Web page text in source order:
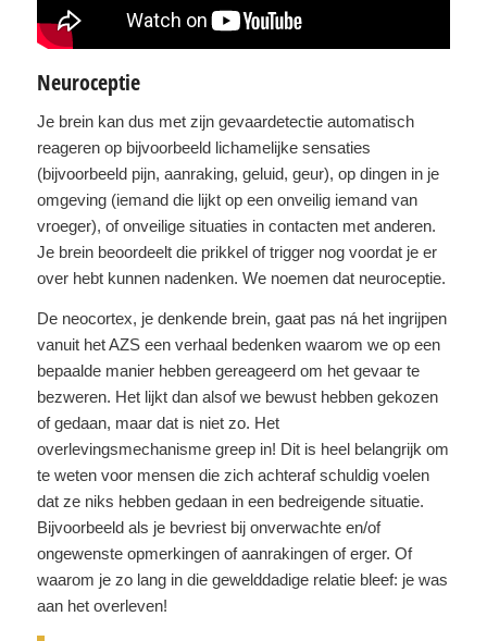
Neuroceptie
Je brein kan dus met zijn gevaardetectie automatisch
reageren op bijvoorbeeld lichamelijke sensaties
(bijvoorbeeld pijn, aanraking, geluid, geur), op dingen in je
omgeving (iemand die lijkt op een onveilig iemand van
vroeger), of onveilige situaties in contacten met anderen.
Je brein beoordeelt die prikkel of trigger nog voordat je er
over hebt kunnen nadenken. We noemen dat neuroceptie.
De neocortex, je denkende brein, gaat pas ná het ingrijpen
vanuit het AZS een verhaal bedenken waarom we op een
bepaalde manier hebben gereageerd om het gevaar te
bezweren. Het lijkt dan alsof we bewust hebben gekozen
of gedaan, maar dat is niet zo. Het
overlevingsmechanisme greep in! Dit is heel belangrijk om
te weten voor mensen die zich achteraf schuldig voelen
dat ze niks hebben gedaan in een bedreigende situatie.
Bijvoorbeeld als je bevriest bij onverwachte en/of
ongewenste opmerkingen of aanrakingen of erger. Of
waarom je zo lang in die gewelddadige relatie bleef: je was
aan het overleven!